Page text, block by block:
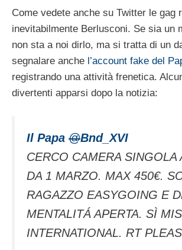
Come vedete anche su Twitter le gag
inevitabilmente Berlusconi. Se sia un
non sta a noi dirlo, ma si tratta di un
segnalare anche l’account fake del
registrando una attività frenetica.
divertenti apparsi dopo la notizia:
Il Papa @Bnd_XVI
CERCO CAMERA SINGOLA
DA 1 MARZO. MAX 450€.
RAGAZZO EASYGOING E
MENTALITÁ APERTA. SÌ
INTERNATIONAL. RT